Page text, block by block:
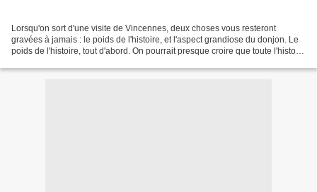
Lorsqu'on sort d'une visite de Vincennes, deux choses vous resteront
gravées à jamais : le poids de l'histoire, et l'aspect grandiose du donjon. Le
poids de l'histoire, tout d'abord. On pourrait presque croire que toute l'histoire